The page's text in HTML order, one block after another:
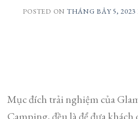
POSTED ON THÁNG BẢY 5, 2023
Mục đích trải nghiệm của